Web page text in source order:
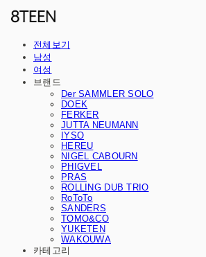
전체보기
남성
여성
브랜드
Der SAMMLER SOLO
DOEK
FERKER
JUTTA NEUMANN
IYSO
HEREU
NIGEL CABOURN
PHIGVEL
PRAS
ROLLING DUB TRIO
RoToTo
SANDERS
TOMO&CO
YUKETEN
WAKOUWA
카테고리